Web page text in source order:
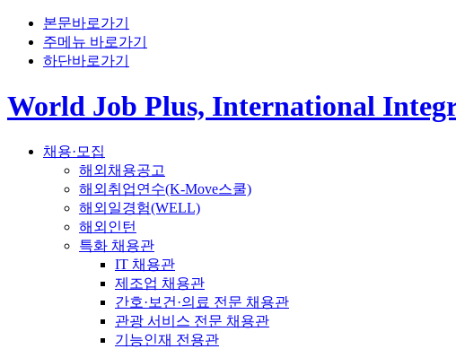
본문바로가기
주메뉴 바로가기
하단바로가기
World Job Plus, International
채용·모집
해외채용공고
해외취업연수(K-Move스쿨)
해외일경험(WELL)
해외인턴
특화 채용관
IT 채용관
제조업 채용관
간호·보건·의료 전문 채용관
관광 서비스 전문 채용관
기능인재 전용관